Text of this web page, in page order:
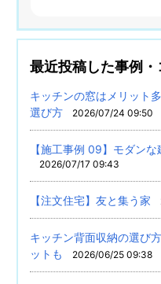
最近投稿した事例
キッチンの窓はメリット
選び方
2026/07/24 09:50
【施工事例 09】モダン
2026/07/17 09:43
【注文住宅】友と集う家
キッチン背面収納の選び
ットも
2026/06/25 09:38